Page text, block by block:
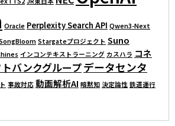
Oracle Perplexity Search API Qwen3-Next
Stargateプロジェクト Suno
インコンテキストラーニング カスハラ コネ
バンクグループデータセンタ
事故対応 動画解析AI 暗黙知 決定論性 鉄道運行